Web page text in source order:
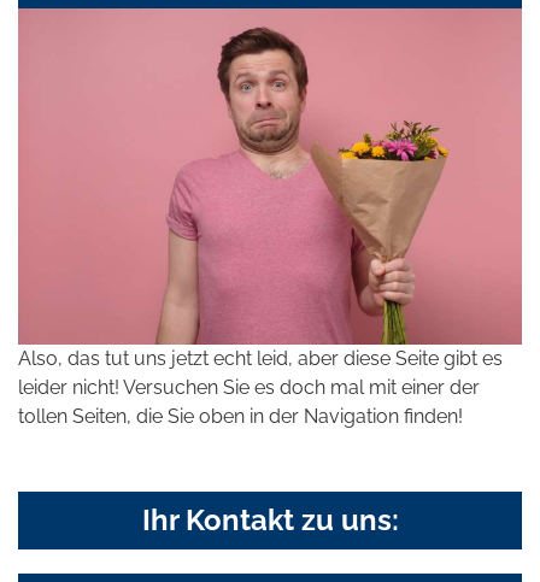
Also, das tut uns jetzt echt leid, aber diese Seite gibt es
leider nicht! Versuchen Sie es doch mal mit einer der
tollen Seiten, die Sie oben in der Navigation finden!
Ihr Kontakt zu uns: